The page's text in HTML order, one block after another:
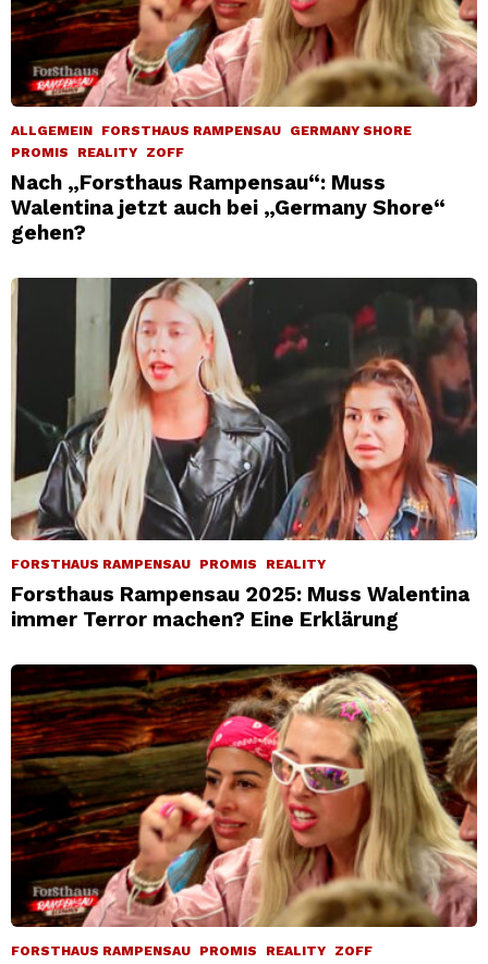
ALLGEMEIN FORSTHAUS RAMPENSAU
GERMANY SHORE
PROMIS
REALITY ZOFF
Nach „Forsthaus Rampensau“: Muss
Walentina jetzt auch bei „Germany Shore“
gehen?
FORSTHAUS RAMPENSAU PROMIS REALITY
Forsthaus Rampensau 2025: Muss Walentina
immer Terror machen? Eine Erklärung
FORSTHAUS RAMPENSAU PROMIS REALITY ZOFF